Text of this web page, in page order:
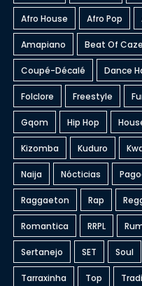
Afro House Afro Pop
Amapiano Beat Of
Coupé-Décalé Dance
Folclore Freestyle
Gqom Hip Hop
Kizomba Kuduro
Naija Nócticias
Raggaeton Rap
Romantica RRPL
Sertanejo SET Soul
Tarraxinha Top